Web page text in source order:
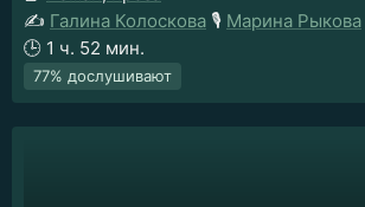
✍️ Галина Колоскова 🎙️ Марина Рыкова
🕒 1 ч. 52 мин.
77% дослушивают